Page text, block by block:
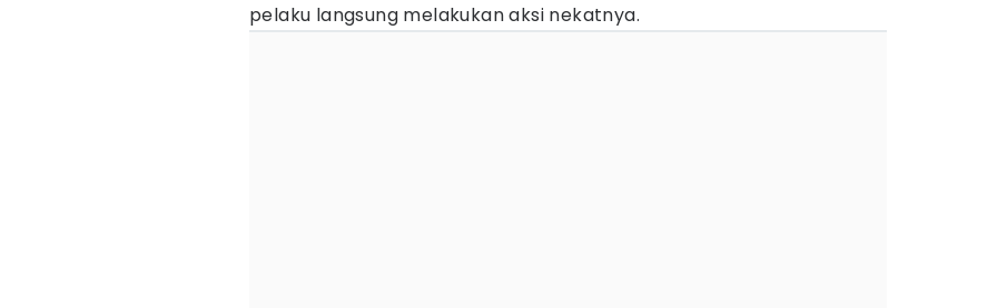
pelaku langsung melakukan aksi nekatnya.